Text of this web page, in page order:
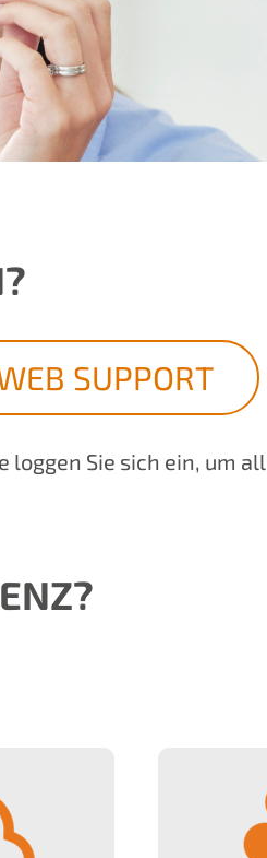
SUPPORT
Sie sich ein, um